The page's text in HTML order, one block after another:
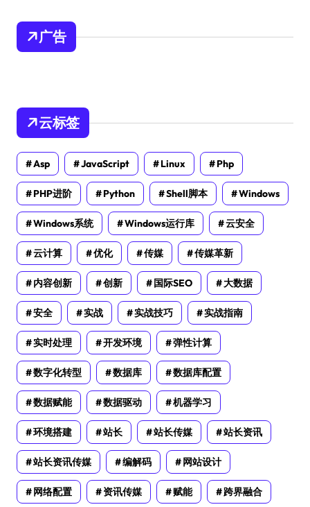
广告
云标签
Asp JavaScript Linux Php
PHP进阶 Python Shell脚本 Windows
Windows系统 Windows运行库 云安全
云计算 优化 传媒 传媒革新
内容创新 创新 国际SEO 大数据
安全 实战 实战技巧 实战指南
实时处理 开发环境 弹性计算
数字化转型 数据库 数据库配置
数据赋能 数据驱动 机器学习
环境搭建 站长 站长传媒 站长资讯
站长资讯传媒 编解码 网站设计
网络配置 资讯传媒 赋能 跨界融合